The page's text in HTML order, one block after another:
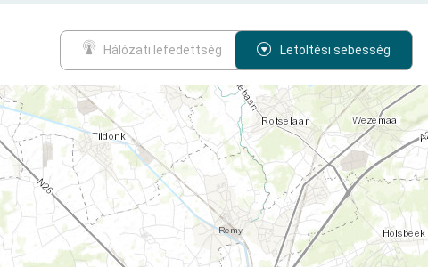
Hálózati lefedettség Letöltési sebesség